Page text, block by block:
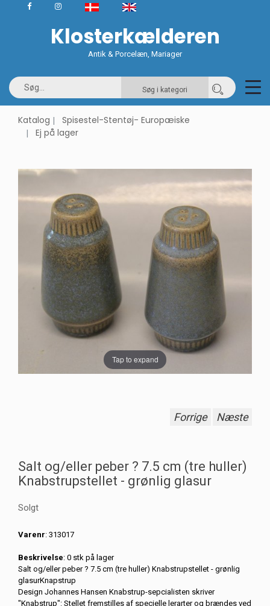
Klosterkælderen
Antik & Porcelæn, Mariager
Søg i kategori
Katalog
Spisestel-Stentøj- Europæiske
Ej på lager
Tap to expand
Forrige Næste
Salt og/eller peber ? 7.5 cm (tre huller)
Knabstrupstellet - grønlig glasur
Solgt
Varenr: 313017
Beskrivelse: 0 stk på lager
Salt og/eller peber ? 7.5 cm (tre huller) Knabstrupstellet - grønlig
glasurKnapstrup
Design Johannes Hansen Knabstrup-sepcialisten skriver
"Knabstrup": Stellet fremstilles af specielle lerarter og brændes ved